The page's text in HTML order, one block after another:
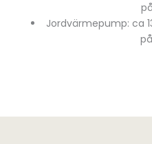
Jordvärmepump: ca